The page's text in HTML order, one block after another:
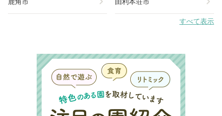
すべて表示